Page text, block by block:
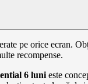
pe orice ecran.
recompense.
6 luni este